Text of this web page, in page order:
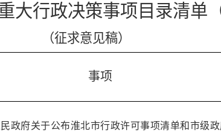
大行政决策事项目录清单
（征求意见稿）
事项
政府关于公布淮北市行政许可事项清单和市级